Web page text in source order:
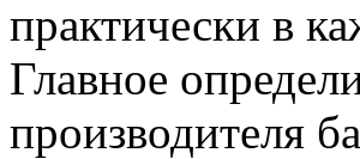
практически в
Главное
производителя